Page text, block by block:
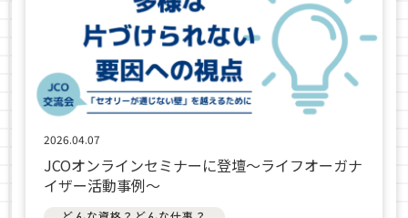
2026.04.07
JCOオンラインセミナーに登壇〜ライフオーガナ
イザー活動事例〜